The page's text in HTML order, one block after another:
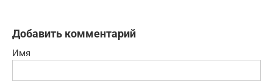
Добавить комментарий
Имя